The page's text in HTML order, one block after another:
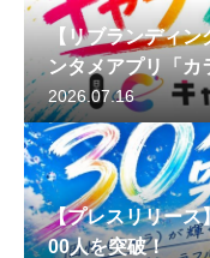
【リブランディ
ンタメアプリ「カ
2026.07.16
【プレスリリース
00人を突破！